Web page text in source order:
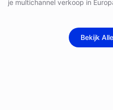
je multichannel verkoop in
Bekijk